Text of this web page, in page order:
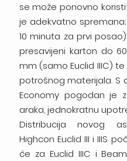
se može ponovno
je adekvatno
10 minuta za prvi
presavijeni karton do
mm (samo Euclid IIIC)
potrošnog materijala. S
Economy pogodan je
araka, jednokratnu
Distribucija novog
Highcon Euclid III i IIIS
će za Euclid IIIC i